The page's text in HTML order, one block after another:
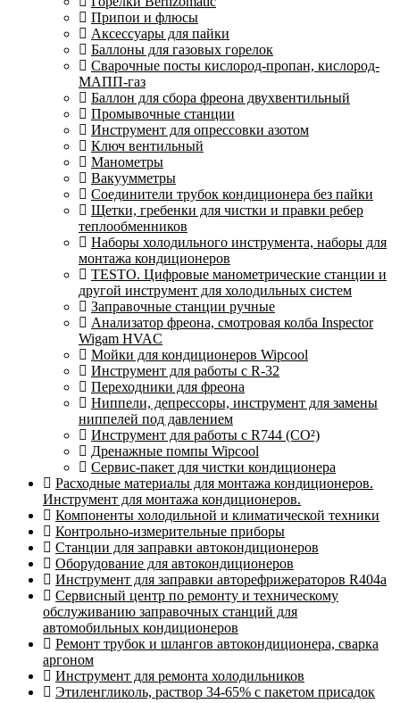
Припои и флюсы
Аксессуары для пайки
Баллоны для газовых горелок
Сварочные посты кислород-пропан, кислород-
МАПП-газ
Баллон для сбора фреона двухвентильный
Промывочные станции
Инструмент для опрессовки азотом
Ключ вентильный
Манометры
Вакуумметры
Соединители трубок кондиционера без пайки
Щетки, гребенки для чистки и правки ребер
теплообменников
Наборы холодильного инструмента, наборы для
монтажа кондиционеров
TESTO. Цифровые манометрические станции и
другой инструмент для холодильных систем
Заправочные станции ручные
Анализатор фреона, смотровая колба Inspector
Wigam HVAC
Мойки для кондиционеров Wipcool
Инструмент для работы с R-32
Переходники для фреона
Ниппели, депрессоры, инструмент для замены
ниппелей под давлением
Инструмент для работы с R744 (CO²)
Дренажные помпы Wipcool
Сервис-пакет для чистки кондиционера
Расходные материалы для монтажа кондиционеров.
Инструмент для монтажа кондиционеров.
Компоненты холодильной и климатической техники
Контрольно-измерительные приборы
Станции для заправки автокондиционеров
Оборудование для автокондиционеров
Инструмент для заправки авторефрижераторов R404a
Сервисный центр по ремонту и техническому
обслуживанию заправочных станций для
автомобильных кондиционеров
Ремонт трубок и шлангов автокондиционера, сварка
аргоном
Инструмент для ремонта холодильников
Этиленгликоль, раствор 34-65% с пакетом присадок